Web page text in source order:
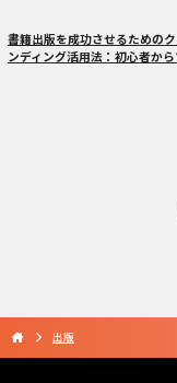
書籍出版を成功させるための
ンディング活用法：初心者か
出版